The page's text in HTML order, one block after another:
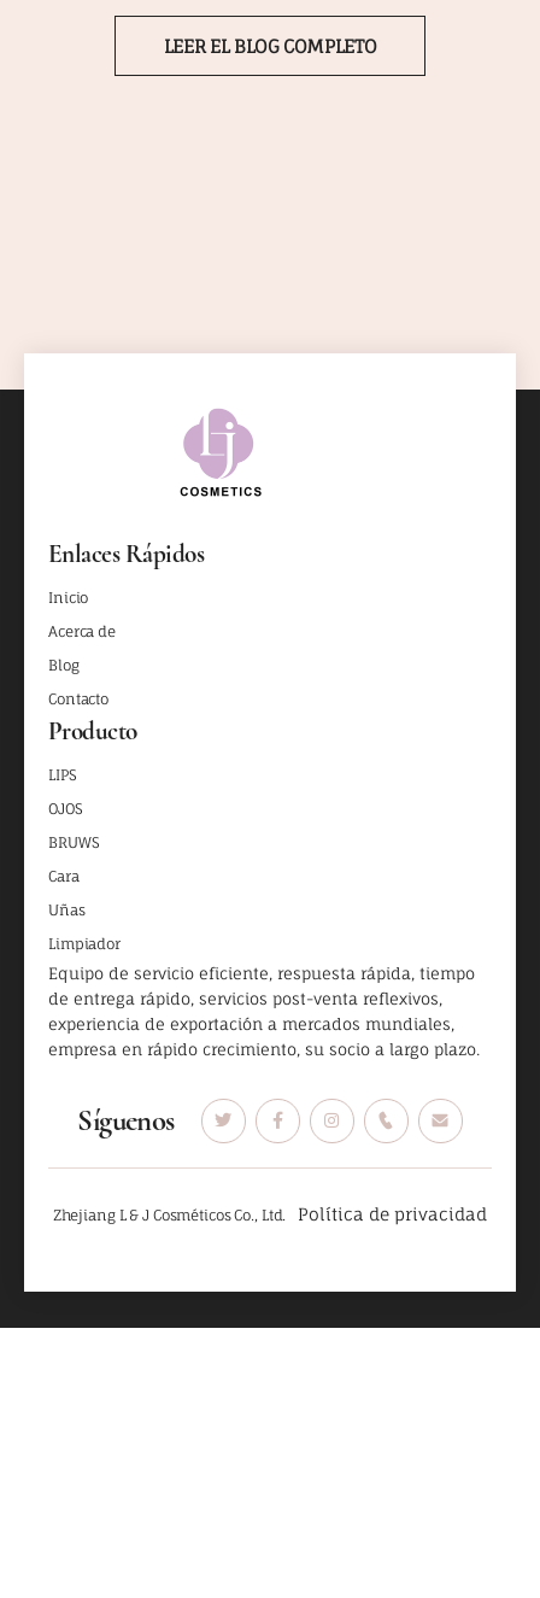
LEER EL BLOG COMPLETO
Enlaces Rápidos
Inicio
Acerca de
Blog
Contacto
Producto
LIPS
OJOS
BRUWS
Cara
Uñas
Limpiador
Equipo de servicio eficiente, respuesta rápida, tiempo
de entrega rápido, servicios post-venta reflexivos,
experiencia de exportación a mercados mundiales,
empresa en rápido crecimiento, su socio a largo plazo.
Síguenos
Zhejiang L & J Cosméticos Co., Ltd. Política de privacidad